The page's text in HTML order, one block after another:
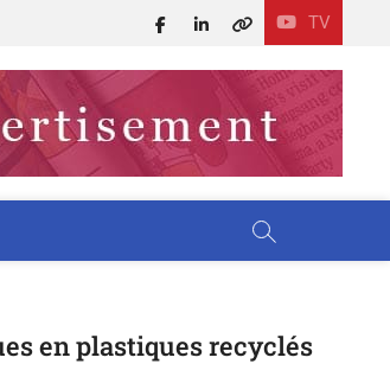
TV
Facebook
LinkedIn
X
en plastiques recyclés